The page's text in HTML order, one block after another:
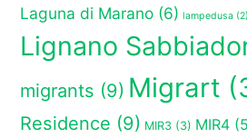
Laguna di Marano (6) lampedusa (2)
Lignano
migrants (9) Migrart
Residence (9) MIR3 (3) MIR4